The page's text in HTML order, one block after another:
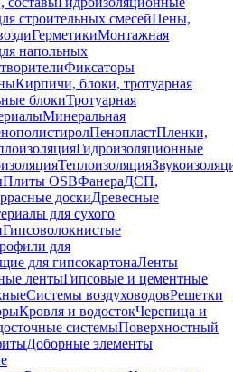
строительных смесейПены,
ГерметикиМонтажная
напольных
Фиксаторы
Кирпичи, блоки, тротуарная
блокиТротуарная
Минеральная
ПенопластПленки,
Гидроизоляционные
Теплоизоляция
Плиты OSBФанераДСП,
доскиДревесные
для сухого
Гипсоволокнистые
для
для гипсокартонаЛенты
лентыГипсовые и цементные
Системы воздуховодовРешетки
Кровля и водостокЧерепица и
системыПоверхностный
Доборные элементы